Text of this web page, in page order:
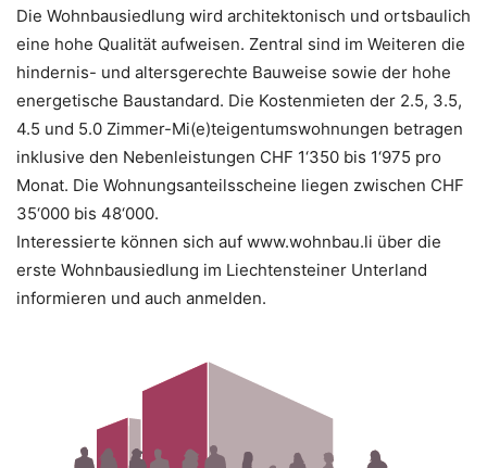
Die Wohnbausiedlung wird architektonisch und ortsbaulich
eine hohe Qualität aufweisen. Zentral sind im Weiteren die
hindernis- und altersgerechte Bauweise sowie der hohe
energetische Baustandard. Die Kostenmieten der 2.5, 3.5,
4.5 und 5.0 Zimmer-Mi(e)teigentumswohnungen betragen
inklusive den Nebenleistungen CHF 1‘350 bis 1‘975 pro
Monat. Die Wohnungsanteilsscheine liegen zwischen CHF
35‘000 bis 48‘000.
Interessierte können sich auf www.wohnbau.li über die
erste Wohnbausiedlung im Liechtensteiner Unterland
informieren und auch anmelden.